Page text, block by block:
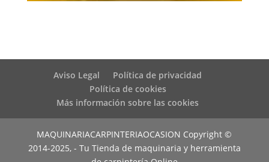
Aviso Legal
Política de privacidad
Política de cookies
Más información sobre las cookies
MAQUINARIACARPINTERIAOCASION Copyright ©
2014-2025, - Tu Tienda de maquinaria y herramienta